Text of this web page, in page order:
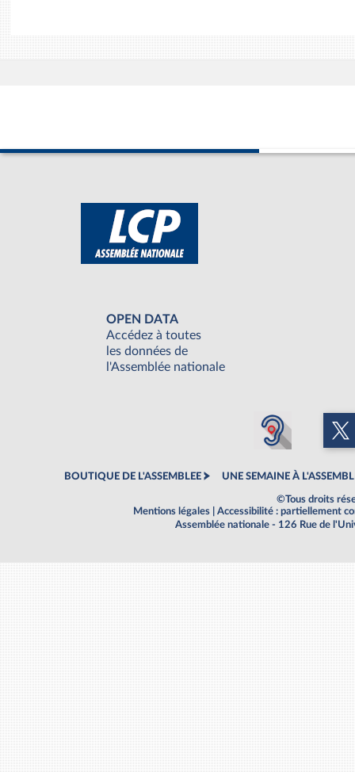
OPEN DATA
Accédez à toutes
les données de
l'Assemblée nationale
BOUTIQUE DE L'ASSEMBLEE UNE SEMAINE À
©Tous droits
Mentions légales
Accessibilité : partiellement
Assemblée nationale - 126 Rue de